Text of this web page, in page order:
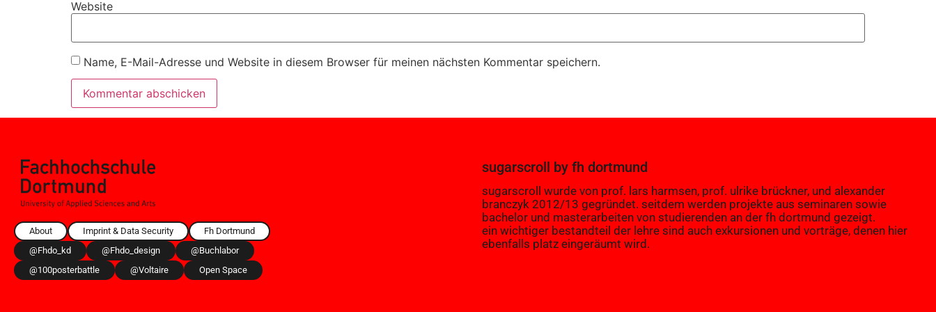
Website
Name, E-Mail-Adresse und Website in diesem Browser für meinen nächsten Kommentar speichern.
About Imprint & Data Security
Fh Dortmund
@fhdo_kd
@fhdo_design
@buchlabor
@100posterbattle
@voltaire Open Space
sugarscroll by fh dortmund
sugarscroll wurde von prof. lars harmsen, prof. ulrike brückner, und alexander
branczyk 2012/13 gegründet. seitdem werden projekte aus seminaren sowie
bachelor und masterarbeiten von studierenden an der fh dortmund gezeigt.
ein wichtiger bestandteil der lehre sind auch exkursionen und vorträge, denen hier
ebenfalls platz eingeräumt wird.